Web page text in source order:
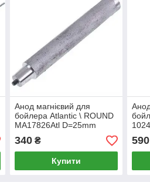
Анод магнієвий для
бойлера Atlantic \ ROUND
MA17826Atl D=25mm
L=178mm, різьблення
M6x7
340₴
Купити
590